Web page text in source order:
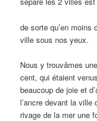
de sorte qu’en moins
ville sous nos yeux.
Nous y trouvâmes
cent, qui étaient
beaucoup de joie et
l’ancre devant la
rivage de la mer une